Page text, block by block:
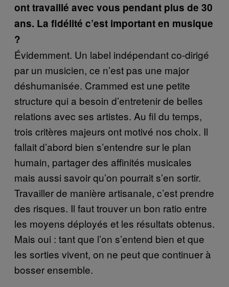
ont travaillé avec vous pendant plus de 30
ans. La fidélité c’est important en musique
?
Évidemment. Un label indépendant co-dirigé
par un musicien, ce n’est pas une major
déshumanisée. Crammed est une petite
structure qui a besoin d’entretenir de belles
relations avec ses artistes. Au fil du temps,
trois critères majeurs ont motivé nos choix. Il
fallait d’abord bien s’entendre sur le plan
humain, partager des affinités musicales
mais aussi savoir qu’on pourrait s’en sortir.
Travailler de manière artisanale, c’est prendre
des risques. Il faut trouver un bon ratio entre
les moyens déployés et les résultats obtenus.
Mais oui : tant que l’on s’entend bien et que
les sorties vivent, on ne peut que continuer à
bosser ensemble.